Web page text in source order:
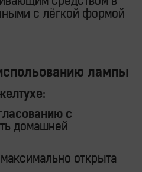
с лёгкой формой
лампы
с
домашней
открыта